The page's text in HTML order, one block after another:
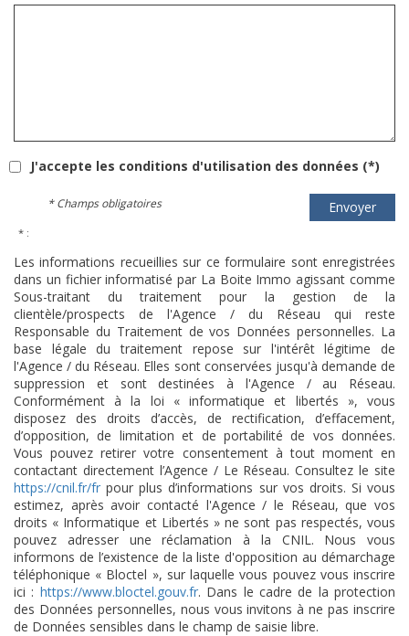
J'accepte les conditions d'utilisation des données (*)
Envoyer
* Champs obligatoires
* :
Les informations recueillies sur ce formulaire sont enregistrées
dans un fichier informatisé par La Boite Immo agissant comme
Sous-traitant du traitement pour la gestion de la
clientèle/prospects de l'Agence / du Réseau qui reste
Responsable du Traitement de vos Données personnelles. La
base légale du traitement repose sur l'intérêt légitime de
l'Agence / du Réseau. Elles sont conservées jusqu'à demande de
suppression et sont destinées à l'Agence / au Réseau.
Conformément à la loi « informatique et libertés », vous
disposez des droits d’accès, de rectification, d’effacement,
d’opposition, de limitation et de portabilité de vos données.
Vous pouvez retirer votre consentement à tout moment en
contactant directement l’Agence / Le Réseau. Consultez le site
https://cnil.fr/fr pour plus d’informations sur vos droits. Si vous
estimez, après avoir contacté l'Agence / le Réseau, que vos
droits « Informatique et Libertés » ne sont pas respectés, vous
pouvez adresser une réclamation à la CNIL. Nous vous
informons de l’existence de la liste d'opposition au démarchage
téléphonique « Bloctel », sur laquelle vous pouvez vous inscrire
ici : https://www.bloctel.gouv.fr. Dans le cadre de la protection
des Données personnelles, nous vous invitons à ne pas inscrire
de Données sensibles dans le champ de saisie libre.